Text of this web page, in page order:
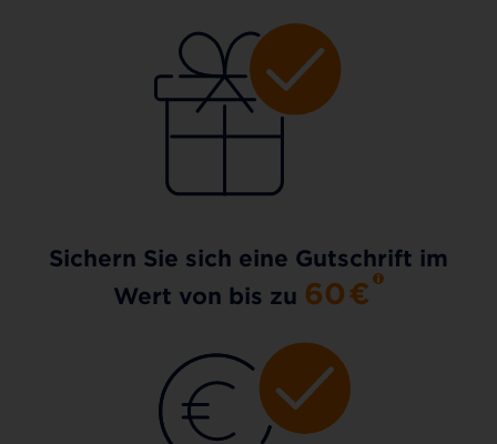
Sichern Sie sich eine Gutschrift im
Wert von bis zu 60€